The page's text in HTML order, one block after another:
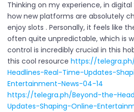
Thinking on my experience, in digital
how new platforms are absolutely
enjoy slots . Personally, it feels like
often quite unpredictable, which is
control is incredibly crucial in this
this cool resource https://
Headlines-Real-Time-Updates-
Entertainment-News-04-14
https://telegra.ph/Beyond-the-
Updates-Shaping-Online-